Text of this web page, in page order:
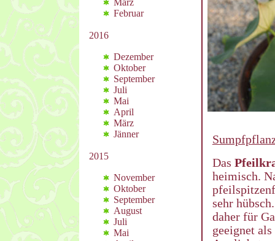
März
Februar
2016
Dezember
Oktober
September
Juli
Mai
April
März
Jänner
2015
November
Oktober
September
August
Juli
Mai
Das
heimisch.
sehr
daher für
geeignet